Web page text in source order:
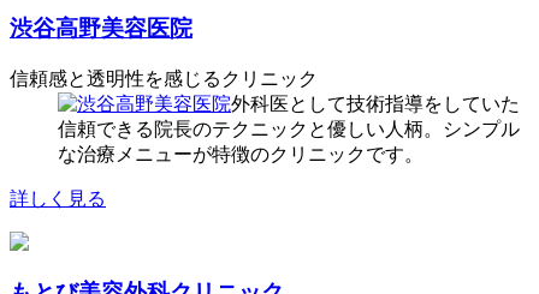
渋谷高野美容医院
信頼感と透明性を感じるクリニック
外科医として技術指導をしていた
信頼できる院長のテクニックと優しい人柄。シンプル
な治療メニューが特徴のクリニックです。
詳しく見る